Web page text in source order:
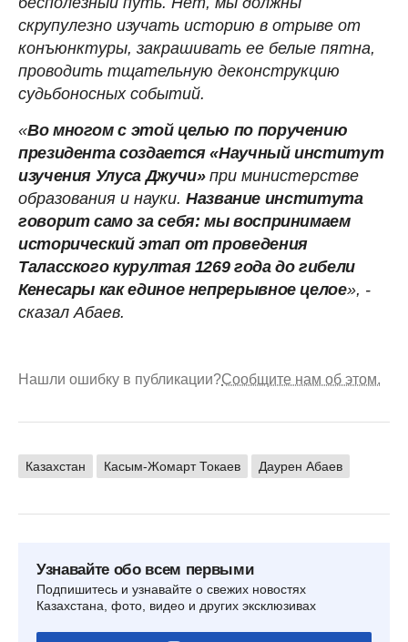
скрупулезно изучать историю в отрыве от
конъюнктуры, закрашивать ее белые пятна,
проводить тщательную деконструкцию
судьбоносных событий.
«Во многом с этой целью по поручению
президента создается «Научный институт
изучения Улуса Джучи»при министерстве
образования и науки. Название института
говорит само за себя: мы воспринимаем
исторический этап от проведения
Таласского курултая 1269 года до гибели
Кенесары как единое непрерывное целое», -
сказал Абаев.
Нашли ошибку в публикации?Сообщите нам об этом.
Казахстан Касым-Жомарт Токаев Даурен Абаев
Узнавайте обо всем первыми
Подпишитесь и узнавайте о свежих новостях
Казахстана, фото, видео и других эксклюзивах